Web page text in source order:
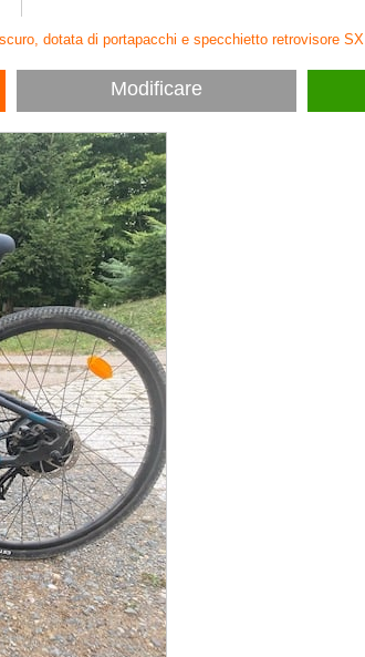
dotata di portapacchi e specchietto retrovisore SX
Modificare